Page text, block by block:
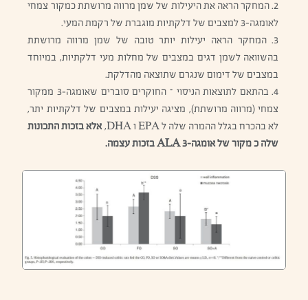
2. המחקר הראה את היעילות של שמן מרווה מרושתת כמקור צמחי
לאומגה-3 למצבים של דלקתיות מוגברת של רקמת המעי.
3. המחקר הראה יעילות יותר טובה של שמן מרווה מרושתת
בהשוואה לשמן דגים במצבים של מחלות מעי דלקתיות, במיוחד
במצבים של דימום שנגרם שתוצאה מהדלקת.
4. בהתאם לתוצאות הניסוי – החוקרים סוברים שאומגה-3 ממקור
צמחי (מרווה מרושתת), מציגה יעילות במצבים של דלקתיות יתר,
לא בהכרח בגלל ההמרה שלה ל EPA ו DHA,
אלא בזכות התכונות
שלה כ מקור של אומגה-3 ALA בזכות עצמה.